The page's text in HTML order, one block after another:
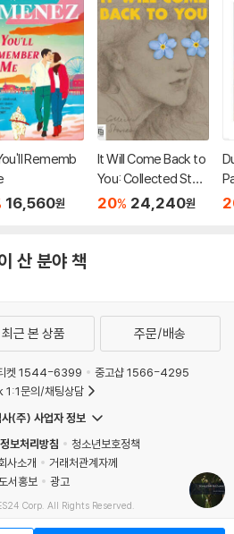
Rememb
16,560원
It Will Come Back to
You: Collected Stori
es
20% 24,240원
산 분야 책
최근 본 상품 주문/배송
켓 1544-6399
중고샵 1566-4295
문의/채팅상담
(주) 사업자 정보
보처리방침
청소년보호정책
사소개
거래처관계자께
도서홍보
광고
Corp. All Rights Reserved.